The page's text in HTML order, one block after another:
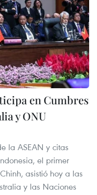
en Cumbres
y ONU
la ASEAN y citas
el primer
asistió hoy a las
y las Naciones